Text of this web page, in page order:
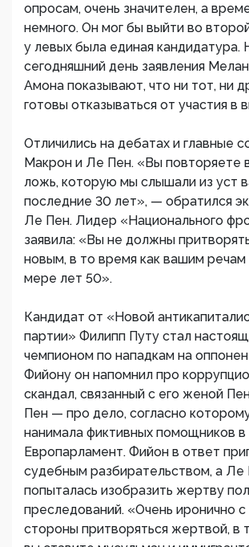
опросам, очень значителен, а
немного. Он мог бы выйти во
у левых была единая кандидатура.
сегодняшний день заявления
Амона показывают, что ни тот, ни
готовы отказываться от участия в
Отличились на дебатах и главные
Макрон и Ле Пен. «Вы повторяете
ложь, которую мы слышали из уст
последние 30 лет», — обратился
Ле Пен. Лидер «Национального
заявила: «Вы не должны
новым, в то время как вашим речам
мере лет 50».
Кандидат от «Новой
партии» Филипп Путу стал
чемпионом по нападкам на
Фийону он напомнил про
скандал, связанный с его женой
Пен — про дело, согласно
нанимала фиктивных помощников в
Европарламент. Фийон в ответ
судебным разбирательством, а Ле
попыталась изобразить жертву
преследований. «Очень иронично
стороны притворяться жертвой, в